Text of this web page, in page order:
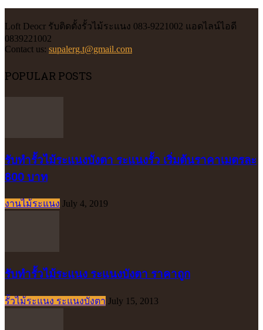
Loft Deocr รับติดตั้งรั้วไม้ระแนง 083-9221002 แอดไลน์ไอดี
0839221002
Contact us: supalerg.t@gmail.com
POPULAR POSTS
รับทำรั้วไม้ระแนงบังตา ระแนงรั้ว เริ่มต้นราคาเมตรละ
800 บาท
งานไม้ระแนง July 4, 2019
รับทำรั้วไม้ระแนง ระแนงบังตา ราคาถูก
รั้วไม้ระแนง ระแนงบังตา July 15, 2013